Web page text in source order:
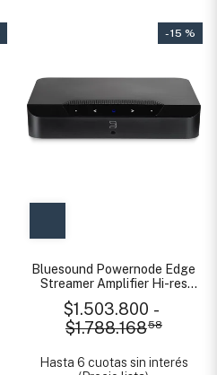
- 15 %
Bluesound Powernode Edge
Streamer Amplifier Hi-res
$1.503.800 -
$1.788.16858
Hasta 6 cuotas sin interés